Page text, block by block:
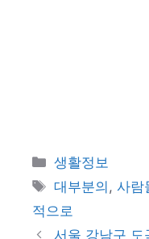
카
테
리
생활정보
태
그
대부분의 ,사람
적으로
서울 강남구 도